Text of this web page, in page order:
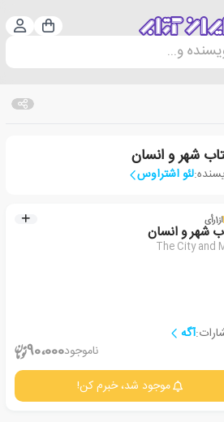
سبد
و...
شهر و انسان
لئو اشتراوس
از1رأی
شهر و انسان
The City and
آگه
ناموجود90،000
موجود شد، خبرم کن!